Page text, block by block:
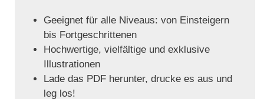
Geeignet für alle Niveaus: von Einsteigern
bis Fortgeschrittenen
Hochwertige, vielfältige und exklusive
Illustrationen
Lade das PDF herunter, drucke es aus und
leg los!